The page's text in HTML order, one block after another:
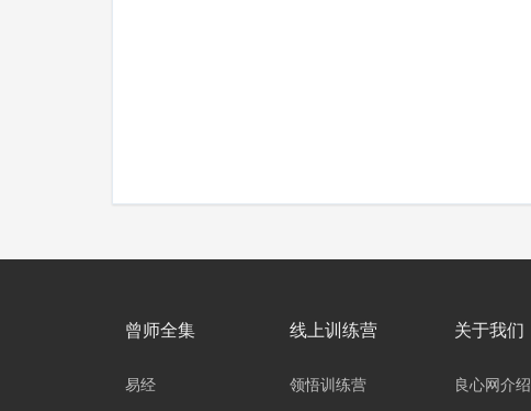
曾师全集
易经
线上训练营
领悟训练营
关于我们
良心网介绍